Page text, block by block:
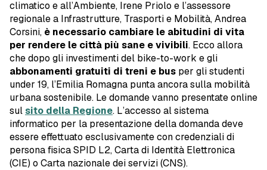
climatico e all’Ambiente, Irene Priolo e l’assessore
regionale a Infrastrutture, Trasporti e Mobilità, Andrea
Corsini, è necessario cambiare le abitudini di vita
per rendere le città più sane e vivibili. Ecco allora
che dopo gli investimenti del bike-to-work e gli
abbonamenti gratuiti di treni e bus per gli studenti
under 19, l’Emilia Romagna punta ancora sulla mobilità
urbana sostenibile. Le domande vanno presentate online
sulsito della Regione. L’accesso al sistema
informatico per la presentazione della domanda deve
essere effettuato esclusivamente con credenziali di
persona fisica SPID L2, Carta di Identità Elettronica
(CIE) o Carta nazionale dei servizi (CNS).